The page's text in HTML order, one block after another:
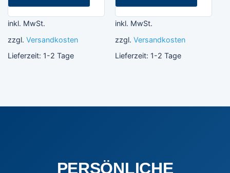
inkl. MwSt.
zzgl. Versandkosten
Lieferzeit: 1-2 Tage
inkl. MwSt.
zzgl. Versandkosten
Lieferzeit: 1-2 Tage
PERSÖNLICHE